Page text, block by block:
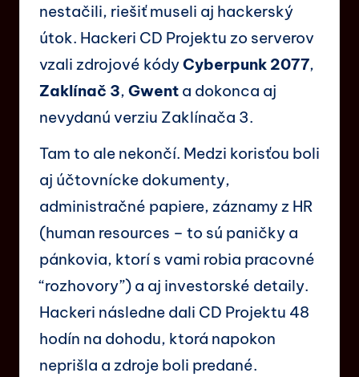
nestačili, riešiť museli aj hackerský
útok. Hackeri CD Projektu zo serverov
vzali zdrojové kódyCyberpunk 2077,
Zaklínač 3, Gwent a dokonca aj
nevydanú verziu Zaklínača 3.
Tam to ale nekončí. Medzi korisťou boli
aj účtovnícke dokumenty,
administračné papiere, záznamy z HR
(human resources – to sú paničky a
pánkovia, ktorí s vami robia pracovné
“rozhovory”) a aj investorské detaily.
Hackeri následne dali CD Projektu 48
hodín na dohodu, ktorá napokon
neprišla a zdroje boli predané.